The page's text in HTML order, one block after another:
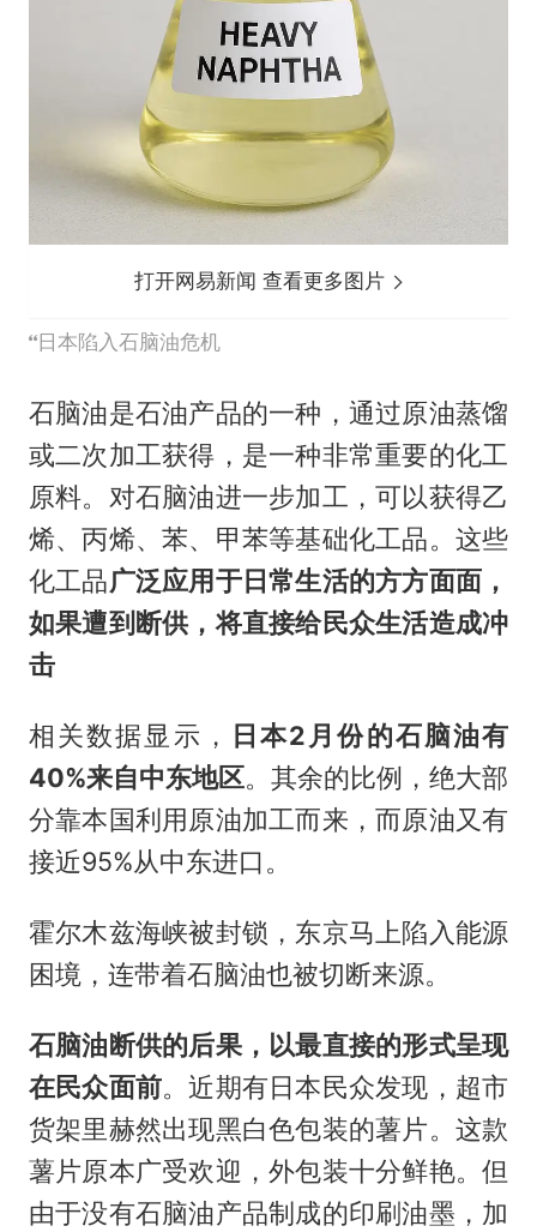
打开网易新闻 查看更多图片
日本陷入石脑油危机
石脑油是石油产品的一种，通过原油蒸馏
或二次加工获得，是一种非常重要的化工
原料。对石脑油进一步加工，可以获得乙
烯、丙烯、苯、甲苯等基础化工品。这些
化工品广泛应用于日常生活的方方面面，
如果遭到断供，将直接给民众生活造成冲
击
相关数据显示，
日本2月份的石脑油有
40%来自中东地区。其余的比例，绝大部
分靠本国利用原油加工而来，而原油又有
接近95%从中东进口。
霍尔木兹海峡被封锁，东京马上陷入能源
困境，连带着石脑油也被切断来源。
石脑油断供的后果，以最直接的形式呈现
在民众面前。近期有日本民众发现，超市
货架里赫然出现黑白色包装的薯片。这款
薯片原本广受欢迎，外包装十分鲜艳。但
由于没有石脑油产品制成的印刷油墨，加